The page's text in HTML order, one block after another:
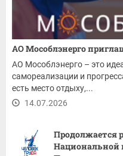
АО Мособлэнерго
АО Мособлэнерго – это
самореализации и
есть место отдыху,...
14.07.2026
Продолжается
Национальной